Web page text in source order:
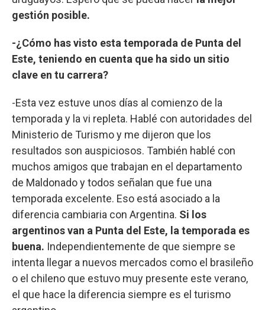
gestión posible.
-¿Cómo has visto esta temporada de Punta del
Este, teniendo en cuenta que ha sido un sitio
clave en tu carrera?
-Esta vez estuve unos días al comienzo de la
temporada y la vi repleta. Hablé con autoridades del
Ministerio de Turismo y me dijeron que los
resultados son auspiciosos. También hablé con
muchos amigos que trabajan en el departamento
de Maldonado y todos señalan que fue una
temporada excelente. Eso está asociado a la
diferencia cambiaria con Argentina. Si los
argentinos van a Punta del Este, la temporada es
buena. Independientemente de que siempre se
intenta llegar a nuevos mercados como el brasileño
o el chileno que estuvo muy presente este verano,
el que hace la diferencia siempre es el turismo